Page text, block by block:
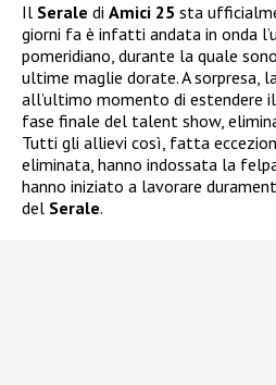
Il Serale di Amici 25 sta
giorni fa è infatti andata in onda
pomeridiano, durante la quale
ultime maglie dorate. A sorpresa,
all’ultimo momento di estendere
fase finale del talent show,
Tutti gli allievi così, fatta
eliminata, hanno indossata la
hanno iniziato a lavorare
del Serale.